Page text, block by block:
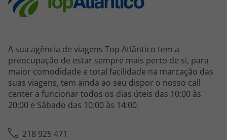
A sua agência de viagens Top Atlântico tem a
preocupação de estar sempre mais perto de si, para
maior comodidade e total facilidade na marcação das
suas viagens, tem ainda ao seu dispor o nosso call
center a funcionar todos os dias úteis das 10:00 às
20:00 e Sábado das 10:00 às 14:00.
218 925 471